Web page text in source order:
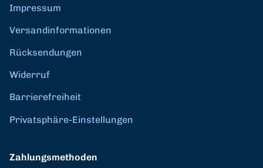
Impressum
Versandinformationen
Rücksendungen
Widerruf
Barrierefreiheit
Privatsphäre-Einstellungen
Zahlungsmethoden